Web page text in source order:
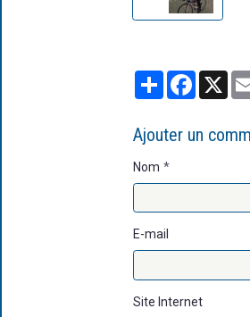
PartagerFacebook
X
Ajouter un
Nom
E-mail
Site Internet